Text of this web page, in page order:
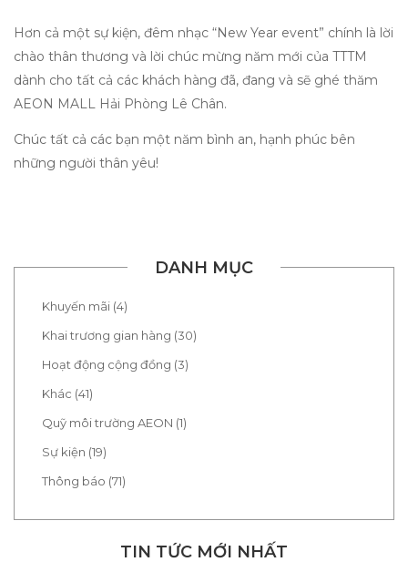
Hơn cả một sự kiện, đêm nhạc “New Year event” chính là lời
chào thân thương và lời chúc mừng năm mới của TTTM
dành cho tất cả các khách hàng đã, đang và sẽ ghé thăm
AEON MALL Hải Phòng Lê Chân.
Chúc tất cả các bạn một năm bình an, hạnh phúc bên
những người thân yêu!
DANH MỤC
Khuyến mãi (4)
Khai trương gian hàng (30)
Hoạt động cộng đồng (3)
Khác (41)
Quỹ môi trường AEON (1)
Sự kiện (19)
Thông báo (71)
TIN TỨC MỚI NHẤT